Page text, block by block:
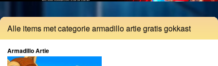
Alle items met categorie armadillo artie gratis gokkast
Armadillo Artie